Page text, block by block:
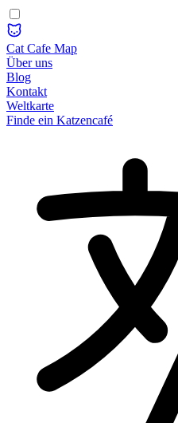
Cat Cafe Map
Über uns
Blog
Kontakt
Weltkarte
Finde ein Katzencafé